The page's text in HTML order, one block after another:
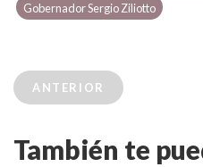
Gobernador Sergio Ziliotto
ANTERIOR
También te